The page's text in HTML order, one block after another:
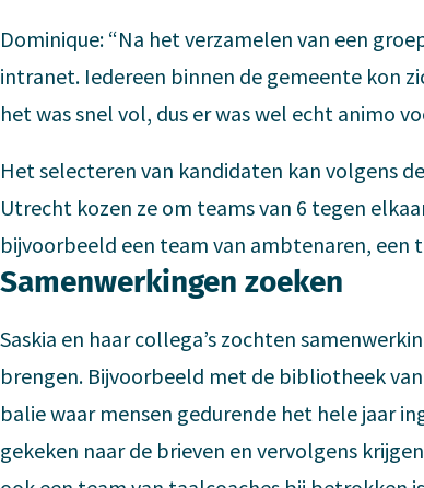
Dominique: “Na het verzamelen van een
intranet. Iedereen binnen de gemeente kon
het was snel vol, dus er was wel echt animo
Het selecteren van kandidaten kan volgens
Utrecht kozen ze om teams van 6 tegen
bijvoorbeeld een team van ambtenaren, een
Samenwerkingen zoeken
Saskia en haar collega’s zochten
brengen. Bijvoorbeeld met de bibliotheek
balie waar mensen gedurende het hele jaar
gekeken naar de brieven en vervolgens